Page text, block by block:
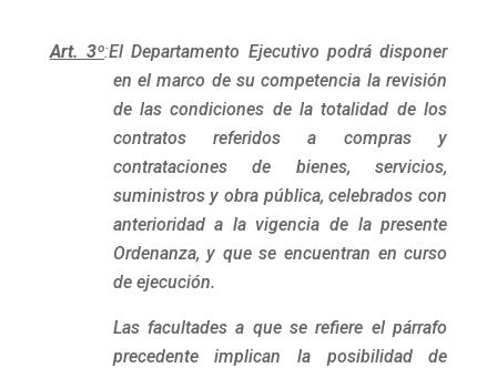
Art. 3º:El Departamento Ejecutivo podrá disponer
en el marco de su competencia la revisión
de las condiciones de la totalidad de los
contratos referidos a compras y
contrataciones de bienes, servicios,
suministros y obra pública, celebrados con
anterioridad a la vigencia de la presente
Ordenanza, y que se encuentran en curso
de ejecución.
Las facultades a que se refiere el párrafo
precedente implican la posibilidad de